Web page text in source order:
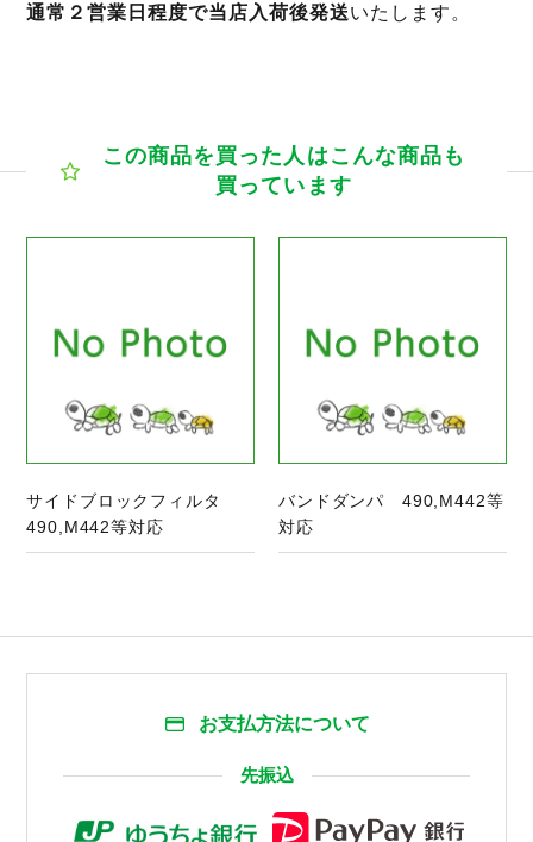
通常２営業日程度で当店入荷後発送いたします。
この商品を買った人はこんな商品も
買っています
サイドブロックフィルタ
490,M442等対応
バンドダンパ 490,M442等
対応
お支払方法について
先振込